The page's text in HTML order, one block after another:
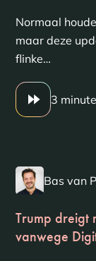
Normaal
maar deze
flinke…
3
Bas van
Trump dreigt
vanwege